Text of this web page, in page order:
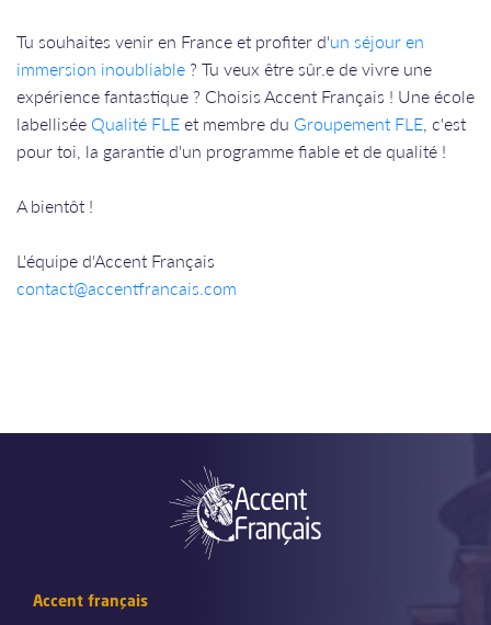
Tu souhaites venir en France et profiter d'un séjour en
immersion inoubliable ? Tu veux être sûr.e de vivre une
expérience fantastique ? Choisis Accent Français ! Une école
labellisée Qualité FLEet membre du Groupement FLE, c'est
pour toi, la garantie d'un programme fiable et de qualité !
A bientôt !
L'équipe d'Accent Français
contact@accentfrancais.com
Accent français